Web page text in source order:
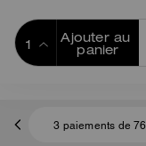
Ajouter au
panier
3 paiements de